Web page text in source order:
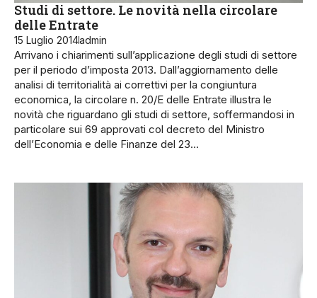
Studi di settore. Le novità nella circolare
delle Entrate
15 Luglio 2014admin
Arrivano i chiarimenti sull’applicazione degli studi di settore
per il periodo d’imposta 2013. Dall’aggiornamento delle
analisi di territorialità ai correttivi per la congiuntura
economica, la circolare n. 20/E delle Entrate illustra le
novità che riguardano gli studi di settore, soffermandosi in
particolare sui 69 approvati col decreto del Ministro
dell’Economia e delle Finanze del 23…